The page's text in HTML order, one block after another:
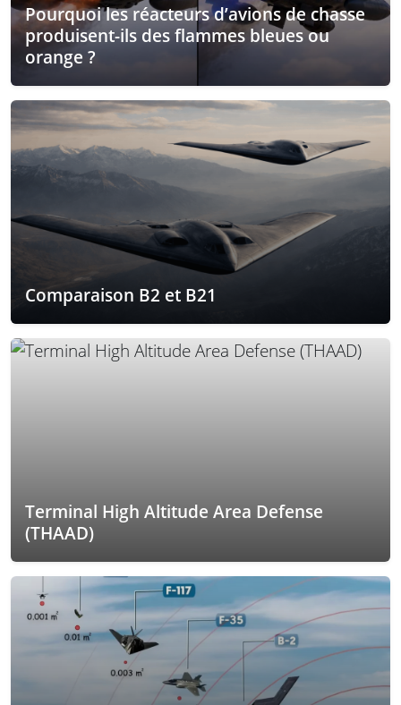
Pourquoi les réacteurs d’avions de chasse
produisent-ils des flammes bleues ou
orange ?
Comparaison B2 et B21
Terminal High Altitude Area Defense
(THAAD)